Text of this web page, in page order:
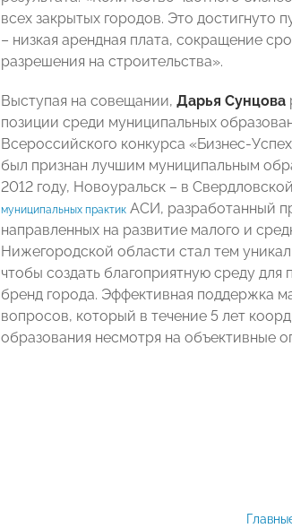
всех закрытых городов. Это достигнуто
– низкая арендная плата, сокращение
разрешения на строительства».
Выступая на совещании, Дарья Сунцова
позиции среди муниципальных
Всероссийского конкурса «Бизнес-
был признан лучшим муниципальным
2012 году, Новоуральск – в
муниципальных практик АСИ, разработанный
направленных на развитие малого и
Нижегородской области стал тем
чтобы создать благоприятную среду
бренд города. Эффективная поддержка
вопросов, который в течение 5 лет
образования несмотря на объективные